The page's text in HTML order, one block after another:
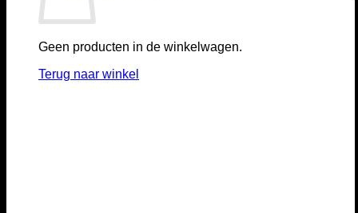
Geen producten in de winkelwagen.
Terug naar winkel